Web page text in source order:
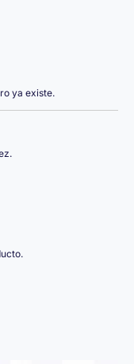
ya existe.